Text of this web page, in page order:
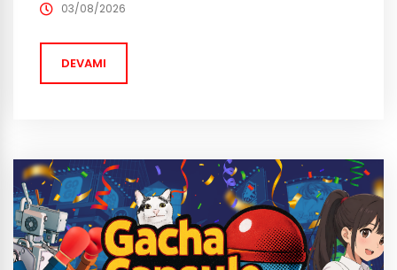
03/08/2026
DEVAMI